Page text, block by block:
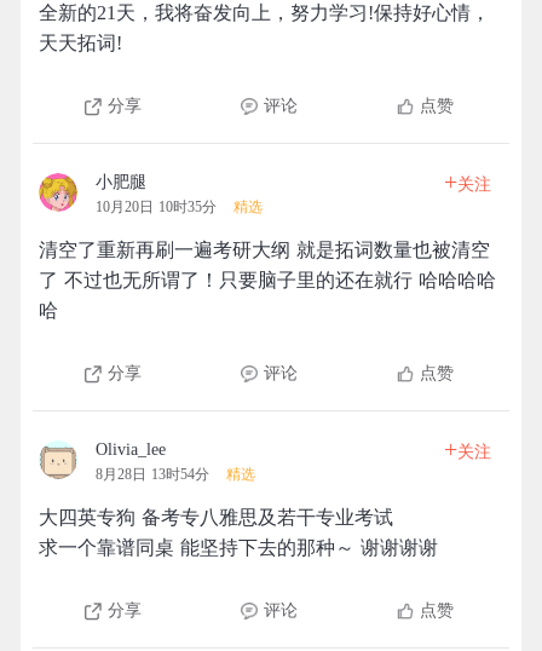
全新的21天，我将奋发向上，努力学习!保持好心情，
天天拓词!
分享 评论 点赞
小肥腿
10月20日 10时35分 精选
+关注
清空了重新再刷一遍考研大纲 就是拓词数量也被清空
了 不过也无所谓了！只要脑子里的还在就行 哈哈哈哈
哈
分享 评论 点赞
Olivia_lee
8月28日 13时54分 精选
+关注
大四英专狗 备考专八雅思及若干专业考试
求一个靠谱同桌 能坚持下去的那种～ 谢谢谢谢
分享 评论 点赞